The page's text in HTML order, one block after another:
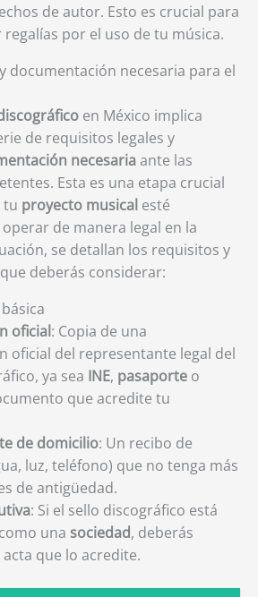
de autor. Esto es crucial para
por el uso de tu música.
documentación necesaria para el
en México implica
de requisitos legales y
necesariaante las
Esta es una etapa crucial
tu proyecto musical esté
de manera legal en la
se detallan los requisitos y
deberás considerar:
oficial: Copia de una
oficial del representante legal del
ya sea INE, pasaporte o
que acredite tu
de domicilio: Un recibo de
luz, teléfono) que no tenga más
de antigüedad.
: Si el sello discográfico está
una sociedad, deberás
que lo acredite.